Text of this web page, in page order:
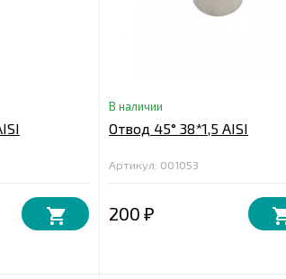
В наличии
Отвод 45° 38*1,5 AISI
Артикул: 001053
200 ₽